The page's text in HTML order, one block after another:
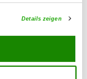
Details zeigen